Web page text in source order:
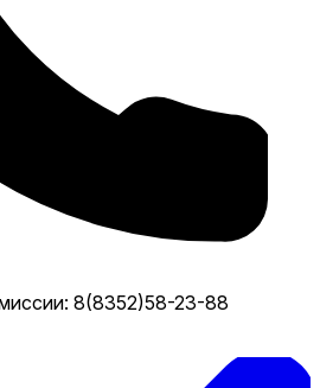
8(8352)58-23-88